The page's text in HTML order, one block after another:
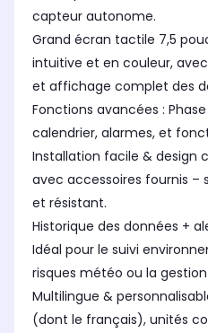
capteur autonome.
Grand écran tactile 7,5
intuitive et en couleur,
et affichage complet des
Fonctions avancées :
calendrier, alarmes, et
Installation facile & design
avec accessoires fournis
et résistant.
Historique des données +
Idéal pour le suivi
risques météo ou la
Multilingue &
(dont le français), unités